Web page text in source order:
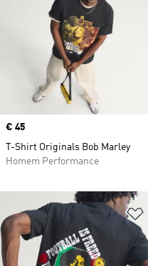
Price
€ 45
T-Shirt Originals Bob Marley
Homem Performance